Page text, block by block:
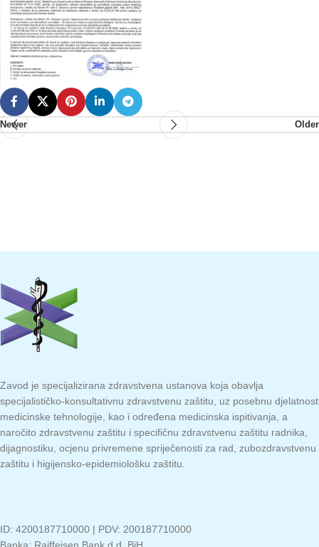
Newer Older
Zavod je specijalizirana zdravstvena ustanova koja obavlja
specijalističko-konsultativnu zdravstvenu zaštitu, uz posebnu djelatnost
medicinske tehnologije, kao i određena medicinska ispitivanja, a
naročito zdravstvenu zaštitu i specifičnu zdravstvenu zaštitu radnika,
dijagnostiku, ocjenu privremene spriječenosti za rad, zubozdravstvenu
zaštitu i higijensko-epidemiološku zaštitu.
ID: 4200187710000 | PDV: 200187710000
Banka: Raiffeisen Bank d.d. BiH